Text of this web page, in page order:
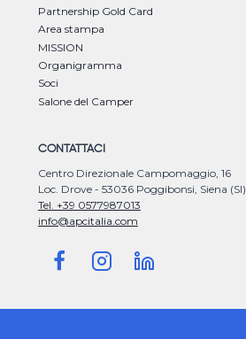
Partnership Gold Card
Area stampa
MISSION
Organigramma
Soci
Salone del Camper
CONTATTACI
Centro Direzionale Campomaggio, 16
Loc. Drove - 53036 Poggibonsi, Siena (SI)
Tel. +39 0577987013
info@apcitalia.com